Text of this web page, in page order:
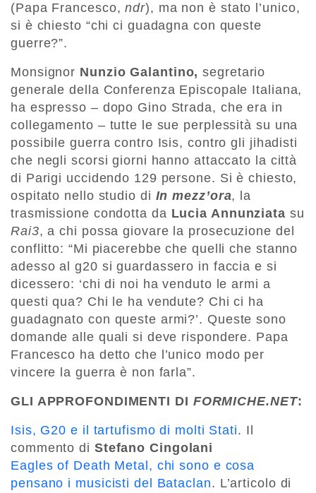
(Papa Francesco,ndr), ma non è stato l’unico,
si è chiesto “chi ci guadagna con queste
guerre?”.
Monsignor Nunzio Galantino, segretario
generale della Conferenza Episcopale Italiana,
ha espresso – dopo Gino Strada, che era in
collegamento – tutte le sue perplessità su una
possibile guerra contro Isis, contro gli jihadisti
che negli scorsi giorni hanno attaccato la città
di Parigi uccidendo 129 persone. Si è chiesto,
ospitato nello studio di In mezz’ora, la
trasmissione condotta da Lucia Annunziata su
Rai3, a chi possa giovare la prosecuzione del
conflitto: “Mi piacerebbe che quelli che stanno
adesso al g20 si guardassero in faccia e si
dicessero: ‘chi di noi ha venduto le armi a
questi qua? Chi le ha vendute? Chi ci ha
guadagnato con queste armi?’. Queste sono
domande alle quali si deve rispondere. Papa
Francesco ha detto che l’unico modo per
vincere la guerra è non farla”.
GLI APPROFONDIMENTI DI FORMICHE.NET:
Isis, G20 e il tartufismo di molti Stati. Il
commento di Stefano Cingolani
Eagles of Death Metal, chi sono e cosa
pensano i musicisti del Bataclan. L’articolo di